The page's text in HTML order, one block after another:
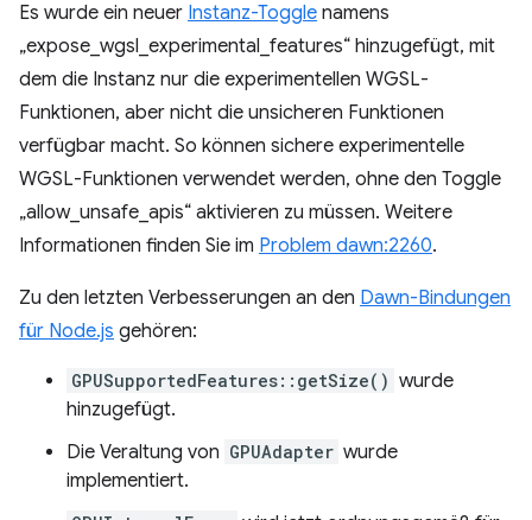
Es wurde ein neuer Instanz-Toggle namens
„expose_wgsl_experimental_features“ hinzugefügt, mit
dem die Instanz nur die experimentellen WGSL-
Funktionen, aber nicht die unsicheren Funktionen
verfügbar macht. So können sichere experimentelle
WGSL-Funktionen verwendet werden, ohne den Toggle
„allow_unsafe_apis“ aktivieren zu müssen. Weitere
Informationen finden Sie im Problem dawn:2260.
Zu den letzten Verbesserungen an den Dawn-Bindungen
für Node.js gehören:
GPUSupportedFeatures::getSize() wurde
hinzugefügt.
Die Veraltung von GPUAdapter wurde
implementiert.